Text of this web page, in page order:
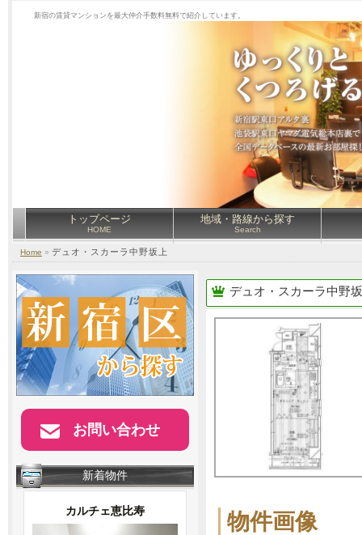
新宿の賃貸マンションを最大仲介手数料無料で紹介しています。
トップページ
HOME
地域・路線から探す
Search
Home » デュオ・スカーラ中野坂上
デュオ・スカーラ中野
物件画像
お問い合わせ
新着物件
カルチェ恵比寿